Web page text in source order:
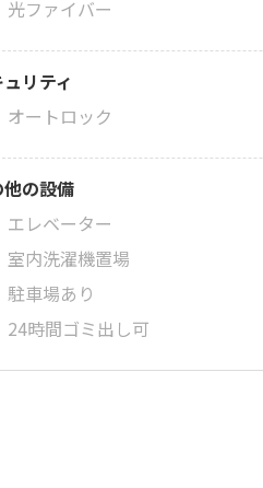
光ファイバー
リティ
オートロック
他の設備
エレベーター
室内洗濯機置場
駐車場あり
24時間ゴミ出し可